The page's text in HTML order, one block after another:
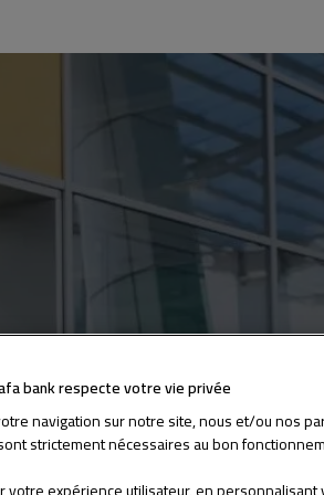
bank respecte votre vie privée
navigation sur notre site, nous et/ou nos
strictement nécessaires au bon